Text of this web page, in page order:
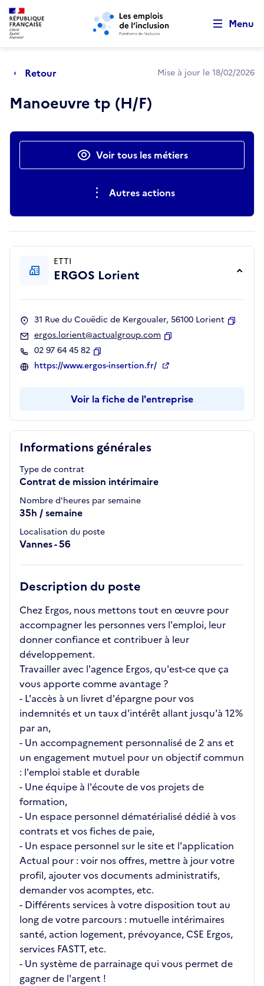
Aller au menu principal Aller au contenu principal
Menu
Retour Mise à jour le 18/02/2026
Manoeuvre tp (H/F)
Actions rapidesVoir tous les métiers
Autres actions
Informations générales
Type de contrat
Contrat de mission intérimaire
Nombre d'heures par semaine
35h / semaine
Localisation du poste
Vannes - 56
Description du poste
Chez Ergos, nous mettons tout en œuvre pour
accompagner les personnes vers l'emploi, leur
donner confiance et contribuer à leur
développement.
Travailler avec l'agence Ergos, qu'est-ce que ça
vous apporte comme avantage ?
- L'accès à un livret d'épargne pour vos
indemnités et un taux d'intérêt allant jusqu'à 12%
par an,
- Un accompagnement personnalisé de 2 ans et
un engagement mutuel pour un objectif commun
: l'emploi stable et durable
- Une équipe à l'écoute de vos projets de
formation,
- Un espace personnel dématérialisé dédié à vos
contrats et vos fiches de paie,
- Un espace personnel sur le site et l'application
Actual pour : voir nos offres, mettre à jour votre
profil, ajouter vos documents administratifs,
demander vos acomptes, etc.
- Différents services à votre disposition tout au
long de votre parcours : mutuelle intérimaires
santé, action logement, prévoyance, CSE Ergos,
services FASTT, etc.
- Un système de parrainage qui vous permet de
gagner de l'argent !
ETTI
ERGOS Lorient
31 Rue du Couëdic de Kergoualer, 56100 Lorient
ergos.lorient@actualgroup.com
02 97 64 45 82
Copier
https://www.ergos-insertion.fr/
Voir la fiche de l'entreprise
Retour au début de la page
Panneau de gestion des cookies